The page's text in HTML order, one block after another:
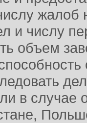
жалоб
и числу
объем
в случае